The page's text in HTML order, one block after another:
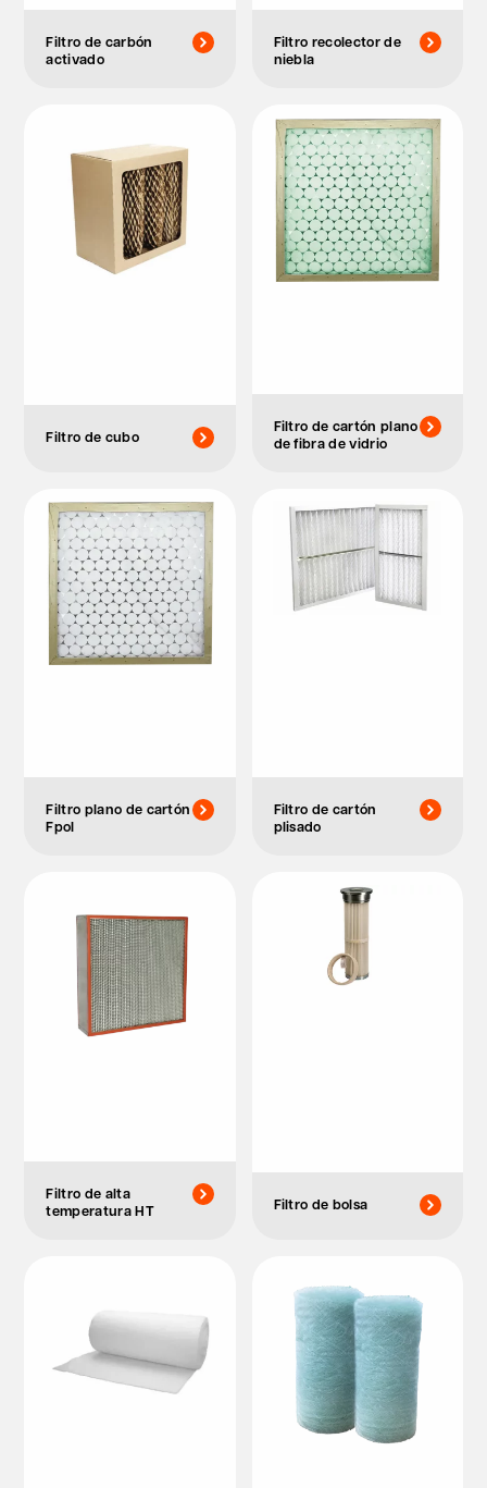
Filtro de carbón
activado
Filtro recolector de
niebla
Filtro de cubo
Filtro de cartón plano
de fibra de vidrio
Filtro plano de cartón
Fpol
Filtro de cartón
plisado
Filtro de alta
temperatura HT
Filtro de bolsa